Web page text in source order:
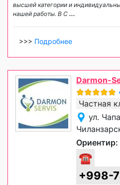
высшей категории и
нашей работы. В C ...
>>> Подробнее
Darmon-
Частная
ул.
Ориентир:
☎
+998-